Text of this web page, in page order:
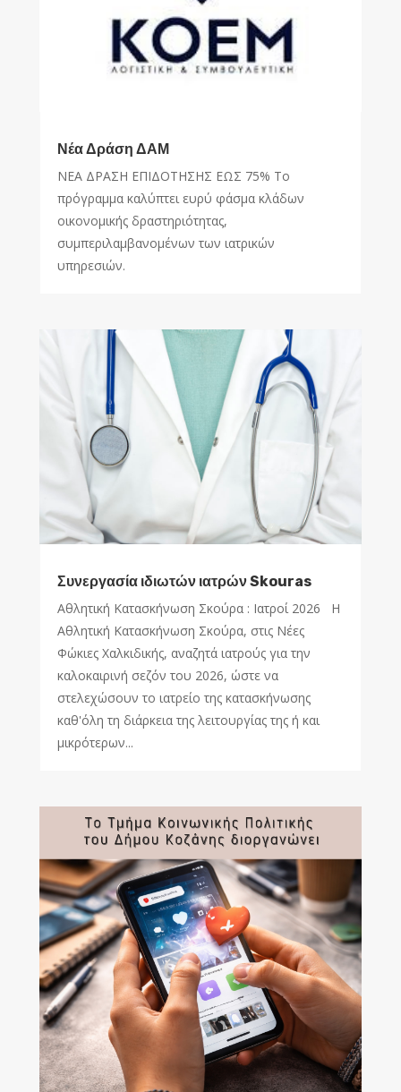
Νέα Δράση ΔΑΜ
ΝΕΑ ΔΡΑΣΗ ΕΠΙΔΟΤΗΣΗΣ ΕΩΣ 75% Το
πρόγραμμα καλύπτει ευρύ φάσμα κλάδων
οικονομικής δραστηριότητας,
συμπεριλαμβανομένων των ιατρικών
υπηρεσιών.
Συνεργασία ιδιωτών ιατρών Skouras
Αθλητική Κατασκήνωση Σκούρα : Ιατροί 2026 Η
Αθλητική Κατασκήνωση Σκούρα, στις Νέες
Φώκιες Χαλκιδικής, αναζητά ιατρούς για την
καλοκαιρινή σεζόν του 2026, ώστε να
στελεχώσουν το ιατρείο της κατασκήνωσης
καθ'όλη τη διάρκεια της λειτουργίας της ή και
μικρότερων...